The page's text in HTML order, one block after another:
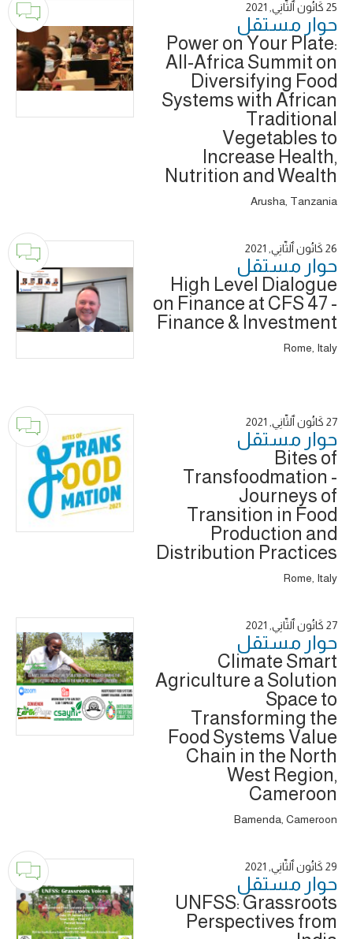
25 كَانُون ٱلثَّانِي, 2021
حوار ‎مستقل
Power on Your Plate:
All-Africa Summit on
Diversifying Food
Systems with African
Traditional
Vegetables to
Increase Health,
Nutrition and Wealth
Arusha, Tanzania
26 كَانُون ٱلثَّانِي, 2021
حوار ‎مستقل
High Level Dialogue
on Finance at CFS 47 -
Finance & Investment
Rome, Italy
27 كَانُون ٱلثَّانِي, 2021
حوار ‎مستقل
Bites of
Transfoodmation -
Journeys of
Transition in Food
Production and
Distribution Practices
Rome, Italy
27 كَانُون ٱلثَّانِي, 2021
حوار ‎مستقل
Climate Smart
Agriculture a Solution
Space to
Transforming the
Food Systems Value
Chain in the North
West Region,
Cameroon
Bamenda, Cameroon
29 كَانُون ٱلثَّانِي, 2021
حوار ‎مستقل
UNFSS: Grassroots
Perspectives from